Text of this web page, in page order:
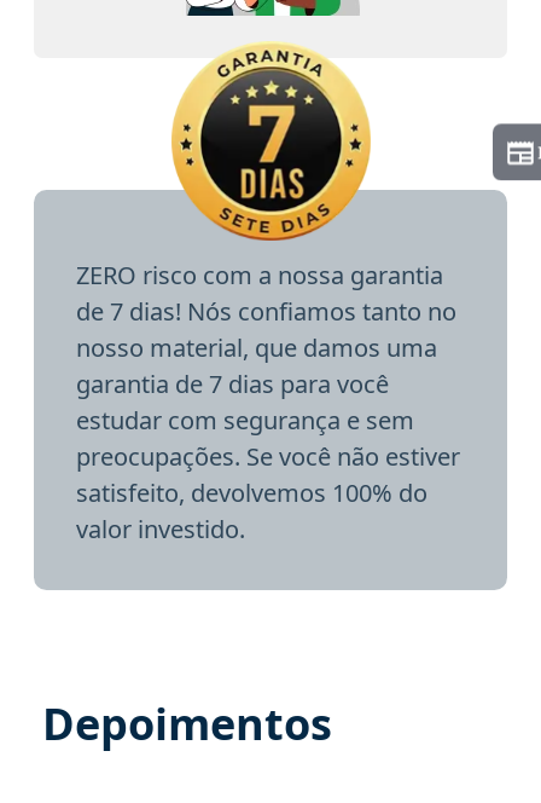
ZERO risco com a nossa garantia
de 7 dias! Nós confiamos tanto no
nosso material, que damos uma
garantia de 7 dias para você
estudar com segurança e sem
preocupações. Se você não estiver
satisfeito, devolvemos 100% do
valor investido.
Depoimentos